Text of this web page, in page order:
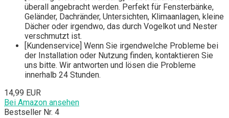
überall angebracht werden. Perfekt für Fensterbänke,
Geländer, Dachränder, Untersichten, Klimaanlagen, kleine
Dächer oder irgendwo, das durch Vogelkot und Nester
verschmutzt ist.
[Kundenservice] Wenn Sie irgendwelche Probleme bei
der Installation oder Nutzung finden, kontaktieren Sie
uns bitte. Wir antworten und lösen die Probleme
innerhalb 24 Stunden.
14,99 EUR
Bei Amazon ansehen
Bestseller Nr. 4